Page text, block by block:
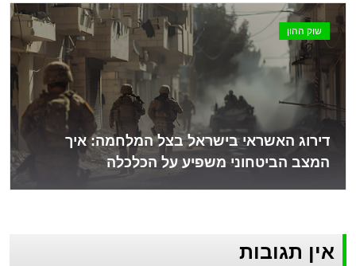
שוק ההון
דירוג האשראי בישראל בצל המלחמה: איך
המצב הביטחוני משפיע על הכלכלה
אין תגובות